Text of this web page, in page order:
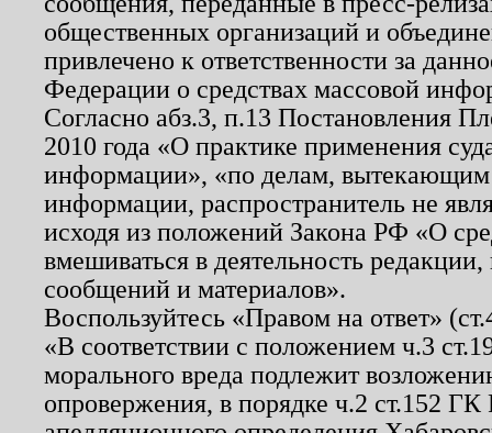
общественных организаций и
привлечено к ответственности за
Федерации о средствах массовой
Согласно абз.3, п.13 Постановления
2010 года «О практике применения
информации», «по делам, вытекающим
информации, распространитель не
исходя из положений Закона РФ «О
вмешиваться в деятельность
сообщений и материалов».
Воспользуйтесь «Правом на ответ»
«В соответствии с положением ч.3
морального вреда подлежит
опровержения, в порядке ч.2 ст.152